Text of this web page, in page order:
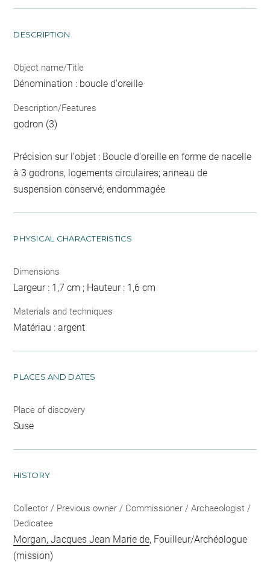
DESCRIPTION
Object name/Title
Dénomination : boucle d'oreille
Description/Features
godron (3)
Précision sur l'objet : Boucle d'oreille en forme de nacelle
à 3 godrons, logements circulaires; anneau de
suspension conservé; endommagée
PHYSICAL CHARACTERISTICS
Dimensions
Largeur : 1,7 cm ; Hauteur : 1,6 cm
Materials and techniques
Matériau : argent
PLACES AND DATES
Place of discovery
Suse
HISTORY
Collector / Previous owner / Commissioner / Archaeologist /
Dedicatee
Morgan, Jacques Jean Marie de, Fouilleur/Archéologue
(mission)